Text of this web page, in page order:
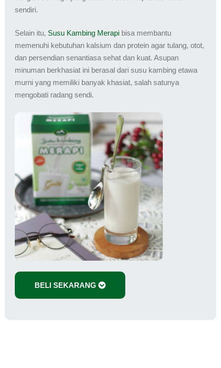
sendiri.
Selain itu, Susu Kambing Merapi bisa membantu
memenuhi kebutuhan kalsium dan protein agar tulang, otot,
dan persendian senantiasa sehat dan kuat. Asupan
minuman berkhasiat ini berasal dari susu kambing etawa
murni yang memiliki banyak khasiat, salah satunya
mengobati radang sendi.
BELI SEKARANG